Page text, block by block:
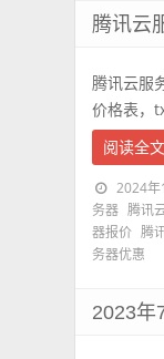
腾讯云
腾讯云服
价格表，
阅读全文
2024年
务器 腾讯
器报价 腾
务器优惠
2023年